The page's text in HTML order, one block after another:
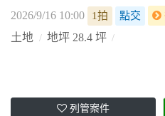
2026/9/16 10:00 1拍 點交
土地 地坪 28.4 坪
列管案件